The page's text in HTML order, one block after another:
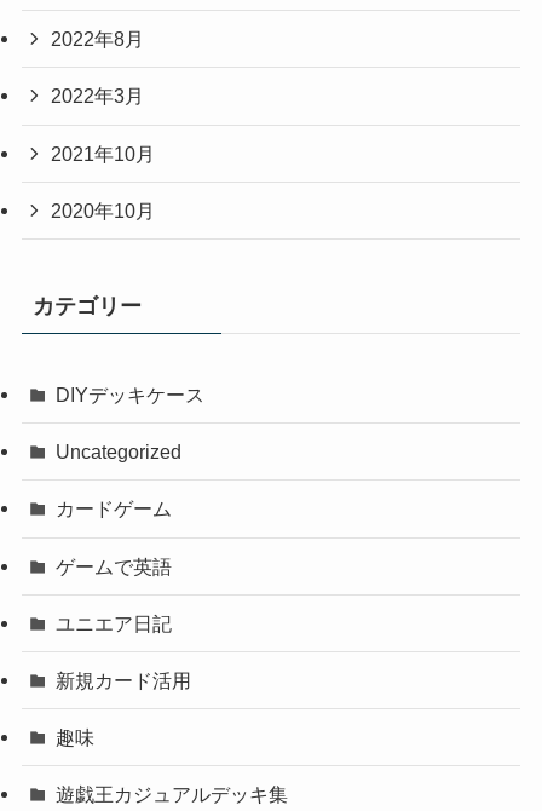
2022年8月
2022年3月
2021年10月
2020年10月
カテゴリー
DIYデッキケース
Uncategorized
カードゲーム
ゲームで英語
ユニエア日記
新規カード活用
趣味
遊戯王カジュアルデッキ集